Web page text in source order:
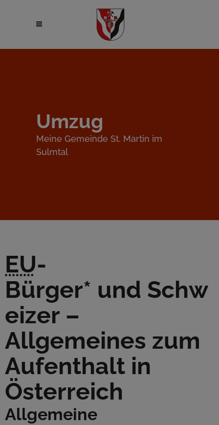
Umzug
Meine Gemeinde St. Martin im
Sulmtal
EU-
Bürger* und Schw
eizer –
Allgemeines zum
Aufenthalt in
Österreich
Allgemeine